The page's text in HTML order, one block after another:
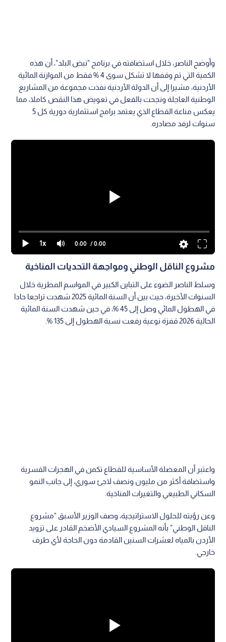
وأوضح الناصر، خلال استضافته في برنامج "نبض البلد"، أن هذه
الكمية التي تم وقفها لا تشكل سوى 4 % فقط من الموازنة المائية
الأردنية، مشيرا إلى أن الدولة الأردنية نفذت مجموعة من المشاريع
الوطنية العاجلة ونجحت بالفعل في تعويض هذا النقص كاملا، مما
يعكس مناعة القطاع الذي يعتمد برامج استثمارية دورية كل 5
سنوات لرفد مصادره.
1x 0:00 / 0:00
مشروع الناقل الوطني ومواجهة التحديات المناخية
وسلط الناصر الضوء على التباين الكبير في المواسم المطرية خلال
السنوات الأخيرة، حيث بين أن السنة المائية 2025 شهدت تراجعا حادا
في الهطول المائي وصل إلى 45 %، في حين شهدت السنة المائية
الحالية 2026 قفزة نوعية رفعت نسبة الهطول إلى 135 %.
واعتبر أن المعضلة الأساسية للقطاع تكمن في الهجرات القسرية
واستضافة أكثر من مليون ونصف لاجئ سوري، إلى جانب النمو
السكاني الطبيعي والتغيرات المناخية.
وعن رؤيته للحلول الاستراتيجية، وصف الوزير الأسبق "مشروع
الناقل الوطني" بأنه المشروع السيادي الأضخم القادر على تزويد
الأردن بالمياه لعشرات السنين القادمة دون الحاجة لأي طرف
خارجي.